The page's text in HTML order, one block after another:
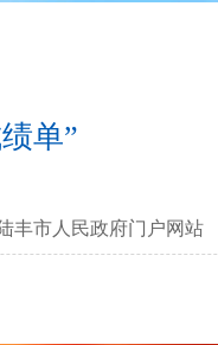
单”
丰市人民政府门户网站